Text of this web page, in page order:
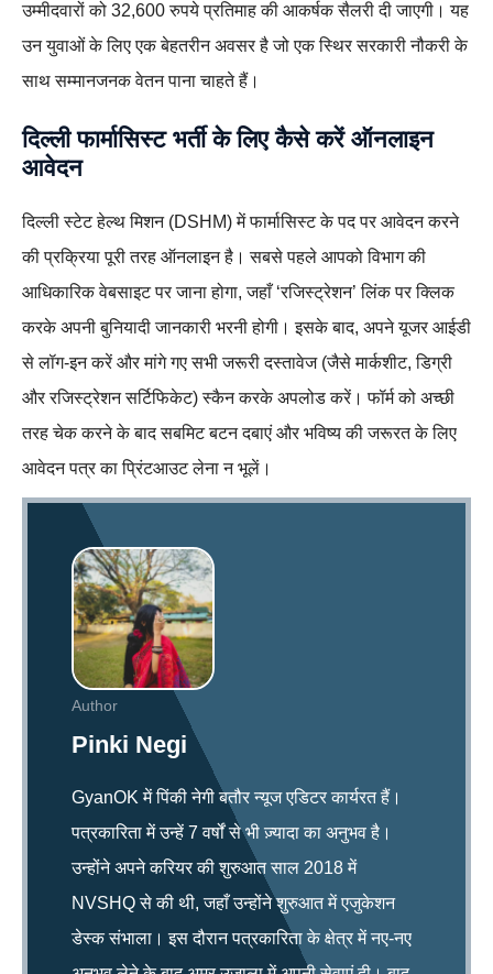
उम्मीदवारों को 32,600 रुपये प्रतिमाह की आकर्षक सैलरी दी जाएगी। यह
उन युवाओं के लिए एक बेहतरीन अवसर है जो एक स्थिर सरकारी नौकरी के
साथ सम्मानजनक वेतन पाना चाहते हैं।
दिल्ली फार्मासिस्ट भर्ती के लिए कैसे करें ऑनलाइन
आवेदन
दिल्ली स्टेट हेल्थ मिशन (DSHM) में फार्मासिस्ट के पद पर आवेदन करने
की प्रक्रिया पूरी तरह ऑनलाइन है। सबसे पहले आपको विभाग की
आधिकारिक वेबसाइट पर जाना होगा, जहाँ ‘रजिस्ट्रेशन’ लिंक पर क्लिक
करके अपनी बुनियादी जानकारी भरनी होगी। इसके बाद, अपने यूजर आईडी
से लॉग-इन करें और मांगे गए सभी जरूरी दस्तावेज (जैसे मार्कशीट, डिग्री
और रजिस्ट्रेशन सर्टिफिकेट) स्कैन करके अपलोड करें। फॉर्म को अच्छी
तरह चेक करने के बाद सबमिट बटन दबाएं और भविष्य की जरूरत के लिए
आवेदन पत्र का प्रिंटआउट लेना न भूलें।
Author
Pinki Negi
GyanOK में पिंकी नेगी बतौर न्यूज एडिटर कार्यरत हैं।
पत्रकारिता में उन्हें 7 वर्षों से भी ज़्यादा का अनुभव है।
उन्होंने अपने करियर की शुरुआत साल 2018 में
NVSHQ से की थी, जहाँ उन्होंने शुरुआत में एजुकेशन
डेस्क संभाला। इस दौरान पत्रकारिता के क्षेत्र में नए-नए